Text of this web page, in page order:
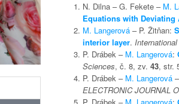
N. Dilna – G. Fekete – M.
Equations with Deviating
M. Langerová– P. Žitňan:
interior layer.
P. Drábek – M. Langerová:
Sciences, č. 8, zv. 43, str.
P. Drábek – M. Langerová–
ELECTRONIC JOURNAL